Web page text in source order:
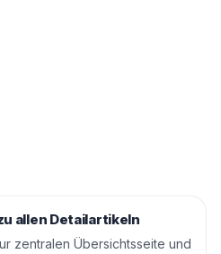
allen Detailartikeln
zentralen Übersichtsseite und